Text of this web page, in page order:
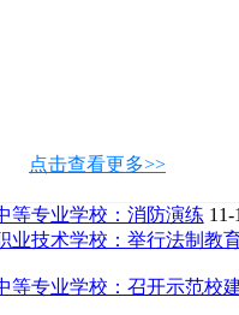
点击查看更多>>
等专业学校：消防演练 11-
业技术学校：举行法制教
等专业学校：召开示范校